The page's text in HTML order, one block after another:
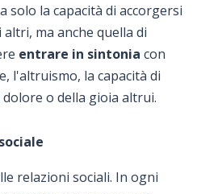
solo la capacità di accorgersi
ma anche quella di
entrare in sintonia con
l'altruismo, la capacità di
o della gioia altrui.
relazioni sociali. In ogni